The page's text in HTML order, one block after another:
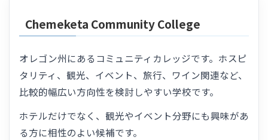
Chemeketa Community College
オレゴン州にあるコミュニティカレッジです。ホスピ
タリティ、観光、イベント、旅行、ワイン関連など、
比較的幅広い方向性を検討しやすい学校です。
ホテルだけでなく、観光やイベント分野にも興味があ
る方に相性のよい候補です。